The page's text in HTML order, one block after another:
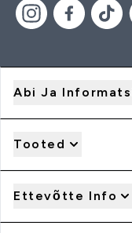
Abi Ja
Tooted
Ettevõtte Info